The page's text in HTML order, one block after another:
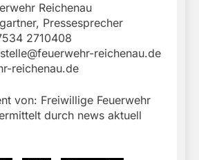
Reichenau
Pressesprecher
2710408
reichenau.de
reichenau.de
von: Freiwillige Feuerwehr
durch news aktuell